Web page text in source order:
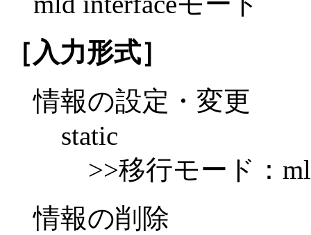
［入力形式］
情報の設定・変更
static
>>移行モード：
情報の削除